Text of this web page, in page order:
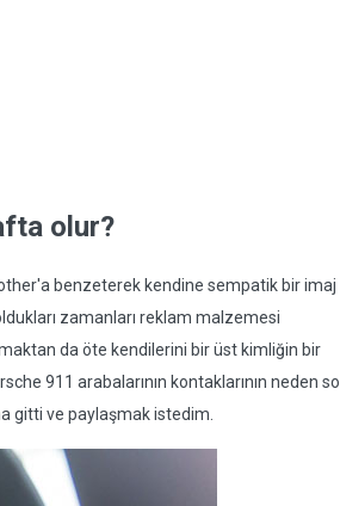
olur?
benzeterek kendine sempatik bir imaj
zamanları reklam malzemesi
da öte kendilerini bir üst kimliğin bir
911 arabalarının kontaklarının neden sol
gitti ve paylaşmak istedim.